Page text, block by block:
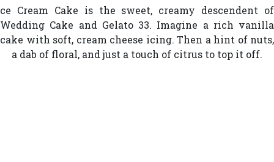
ce Cream Cake is the sweet, creamy descendent of
Wedding Cake and Gelato 33. Imagine a rich vanilla
cake with soft, cream cheese icing. Then a hint of nuts,
a dab of floral, and just a touch of citrus to top it off.